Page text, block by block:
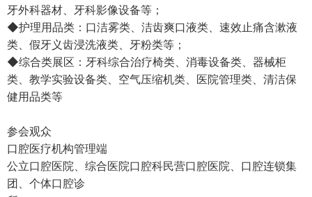
牙外科器材、牙科影像设备等；
◆护理用品类：口洁雾类、洁齿爽口液类、速效止痛含漱液
类、假牙义齿浸洗液类、牙粉类等；
◆综合类展区：牙科综合治疗椅类、消毒设备类、器械柜
类、教学实验设备类、空气压缩机类、医院管理类、清洁保
健用品类等
参会观众
口腔医疗机构管理端
公立口腔医院、综合医院口腔科民营口腔医院、口腔连锁集
团、个体口腔诊